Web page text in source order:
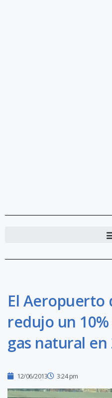
El Aeropuerto
redujo un
gas natural en
12/06/2013 3:24 pm